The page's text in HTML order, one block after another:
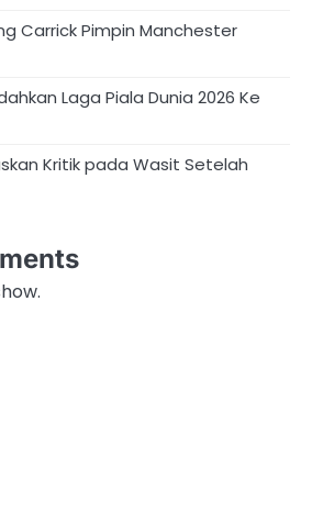
Carrick Pimpin Manchester
Laga Piala Dunia 2026 Ke
Kritik pada Wasit Setelah